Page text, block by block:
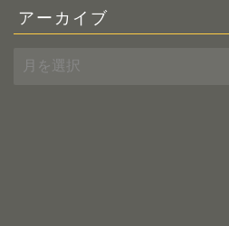
アーカイブ
ー